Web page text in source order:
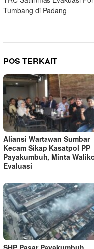
pos
Tumbang di Padang
POS TERKAIT
Aliansi Wartawan Sumbar
Kecam Sikap Kasatpol PP
Payakumbuh, Minta
Evaluasi
SHP Pasar Payakumbuh